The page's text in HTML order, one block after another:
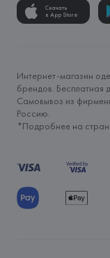
Скачать
в App Store
Интернет-магазин
брендов. Бесплатная
Самовывоз из
Россию.
*Подробнее на